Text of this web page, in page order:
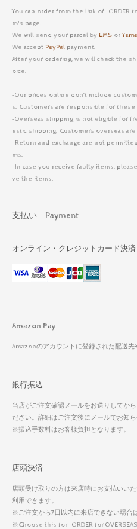
You can order from the link of "ORDER
m's page.
We will send your parcel by EMS or
We accept PayPal payment.
After your ordering, we will check the
oice.
-Our prices online don’t include
s. Customers are responsible for these
-Overseas shipping is not eligible for
estic shipping. Customers overseas
-Return and exchange are not
ms.
-In case you receive faulty items,
ve the items.
支払い Payment
オンライン・クレジットカード決済
Amazon Pay
Amazonのアカウントに登録された配送
銀行振込
当店がご注文確認メールをお送りしてか
ださい。詳細はご注文後にメールでお知ら
※振込手数料はお客様負担となります。
店頭決済
店頭受け取りの方は来店時にお支払いい
利用できます。
※ご注文から7日以内に来店できない場合
※Choose this for "ORDER for OVERSEAS